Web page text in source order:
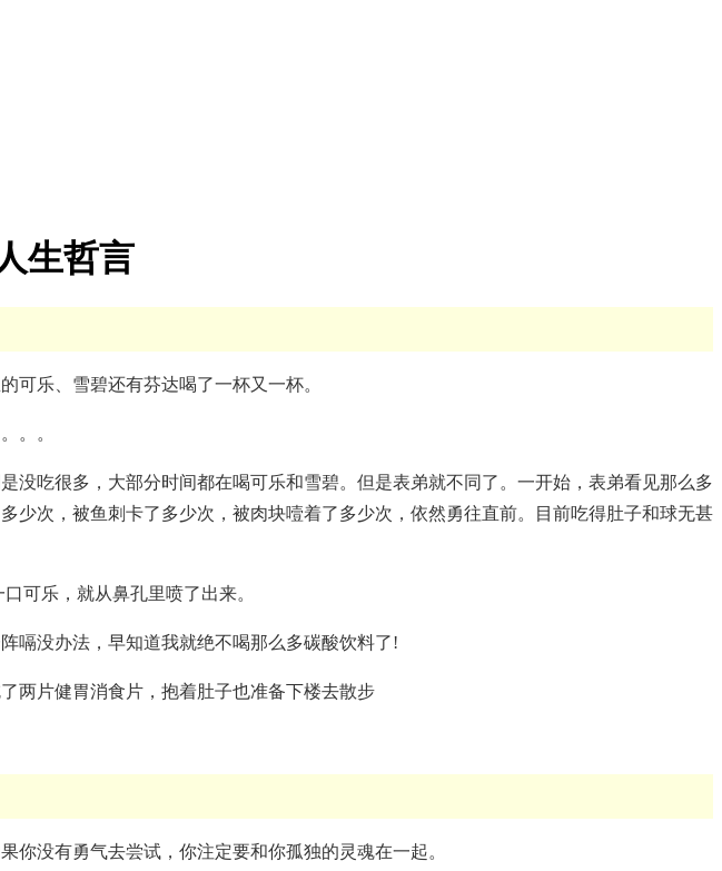
生哲言
可乐、雪碧还有芬达喝了一杯又一杯。
。。
吃很多，大部分时间都在喝可乐和雪碧。但是表弟就不同了。一开始，表弟看见那么多
次，被鱼刺卡了多少次，被肉块噎着了多少次，依然勇往直前。目前吃得肚子和球无甚
可乐，就从鼻孔里喷了出来。
嗝没办法，早知道我就绝不喝那么多碳酸饮料了!
两片健胃消食片，抱着肚子也准备下楼去散步
你没有勇气去尝试，你注定要和你孤独的灵魂在一起。